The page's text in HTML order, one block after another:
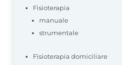
Fisioterapia
manuale
strumentale
Fisioterapia domiciliare